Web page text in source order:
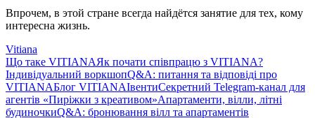
Впрочем, в этой стране всегда найдётся занятие для тех, кому
интересна жизнь.
Vitiana
Що таке VITIANAЯк почати співпрацю з VITIANA?
Індивідуальний воркшопQ&A: питання та відповіді про
VITIANAБлог VITIANAІвентиСекретний Telegram-канал для
агентів «Пиріжки з креативом»Апартаменти, вілли, літні
будиночкиQ&A: бронювання вілл та апартаментів